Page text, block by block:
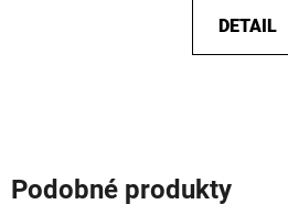
DETAIL
Podobné produkty